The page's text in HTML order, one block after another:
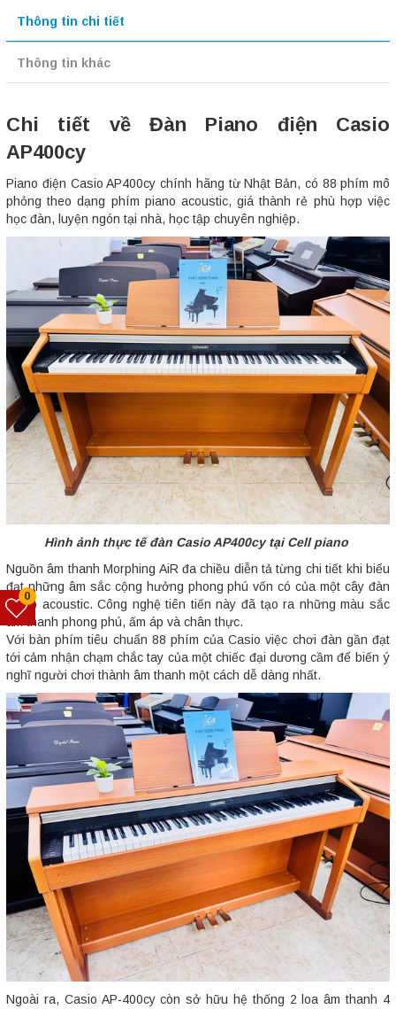
Thông tin chi tiết
Thông tin khác
Chi tiết về Đàn Piano điện Casio
AP400cy
Piano điện Casio AP400cy chính hãng từ Nhật Bản, có 88 phím mô
phỏng theo dạng phím piano acoustic, giá thành rẻ phù hợp việc
học đàn, luyện ngón tại nhà, học tập chuyên nghiệp.
Hình ảnh thực tế đàn Casio AP400cy tại Cell piano
Nguồn âm thanh Morphing AiR đa chiều diễn tả từng chi tiết khi biểu
đạt những âm sắc cộng hưởng phong phú vốn có của một cây đàn
piano acoustic. Công nghệ tiên tiến này đã tạo ra những màu sắc
âm thanh phong phú, ấm áp và chân thực.
Với bàn phím tiêu chuẩn 88 phím của Casio việc chơi đàn gần đạt
tới cảm nhận chạm chắc tay của một chiếc đại dương cầm để biến ý
nghĩ người chơi thành âm thanh một cách dễ dàng nhất.
Ngoài ra, Casio AP-400cy còn sở hữu hệ thống 2 loa âm thanh 4
0